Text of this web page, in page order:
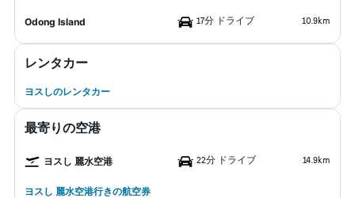
Odong Island 17分 ドライブ 10.9km
レンタカー
ヨスしのレンタカー
最寄りの空港
ヨスし 麗水空港 22分 ドライブ 14.9km
ヨスし 麗水空港行きの航空券